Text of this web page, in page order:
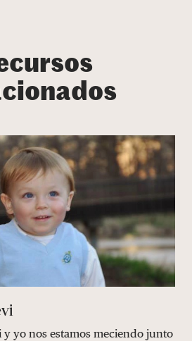
y yo nos estamos meciendo junto